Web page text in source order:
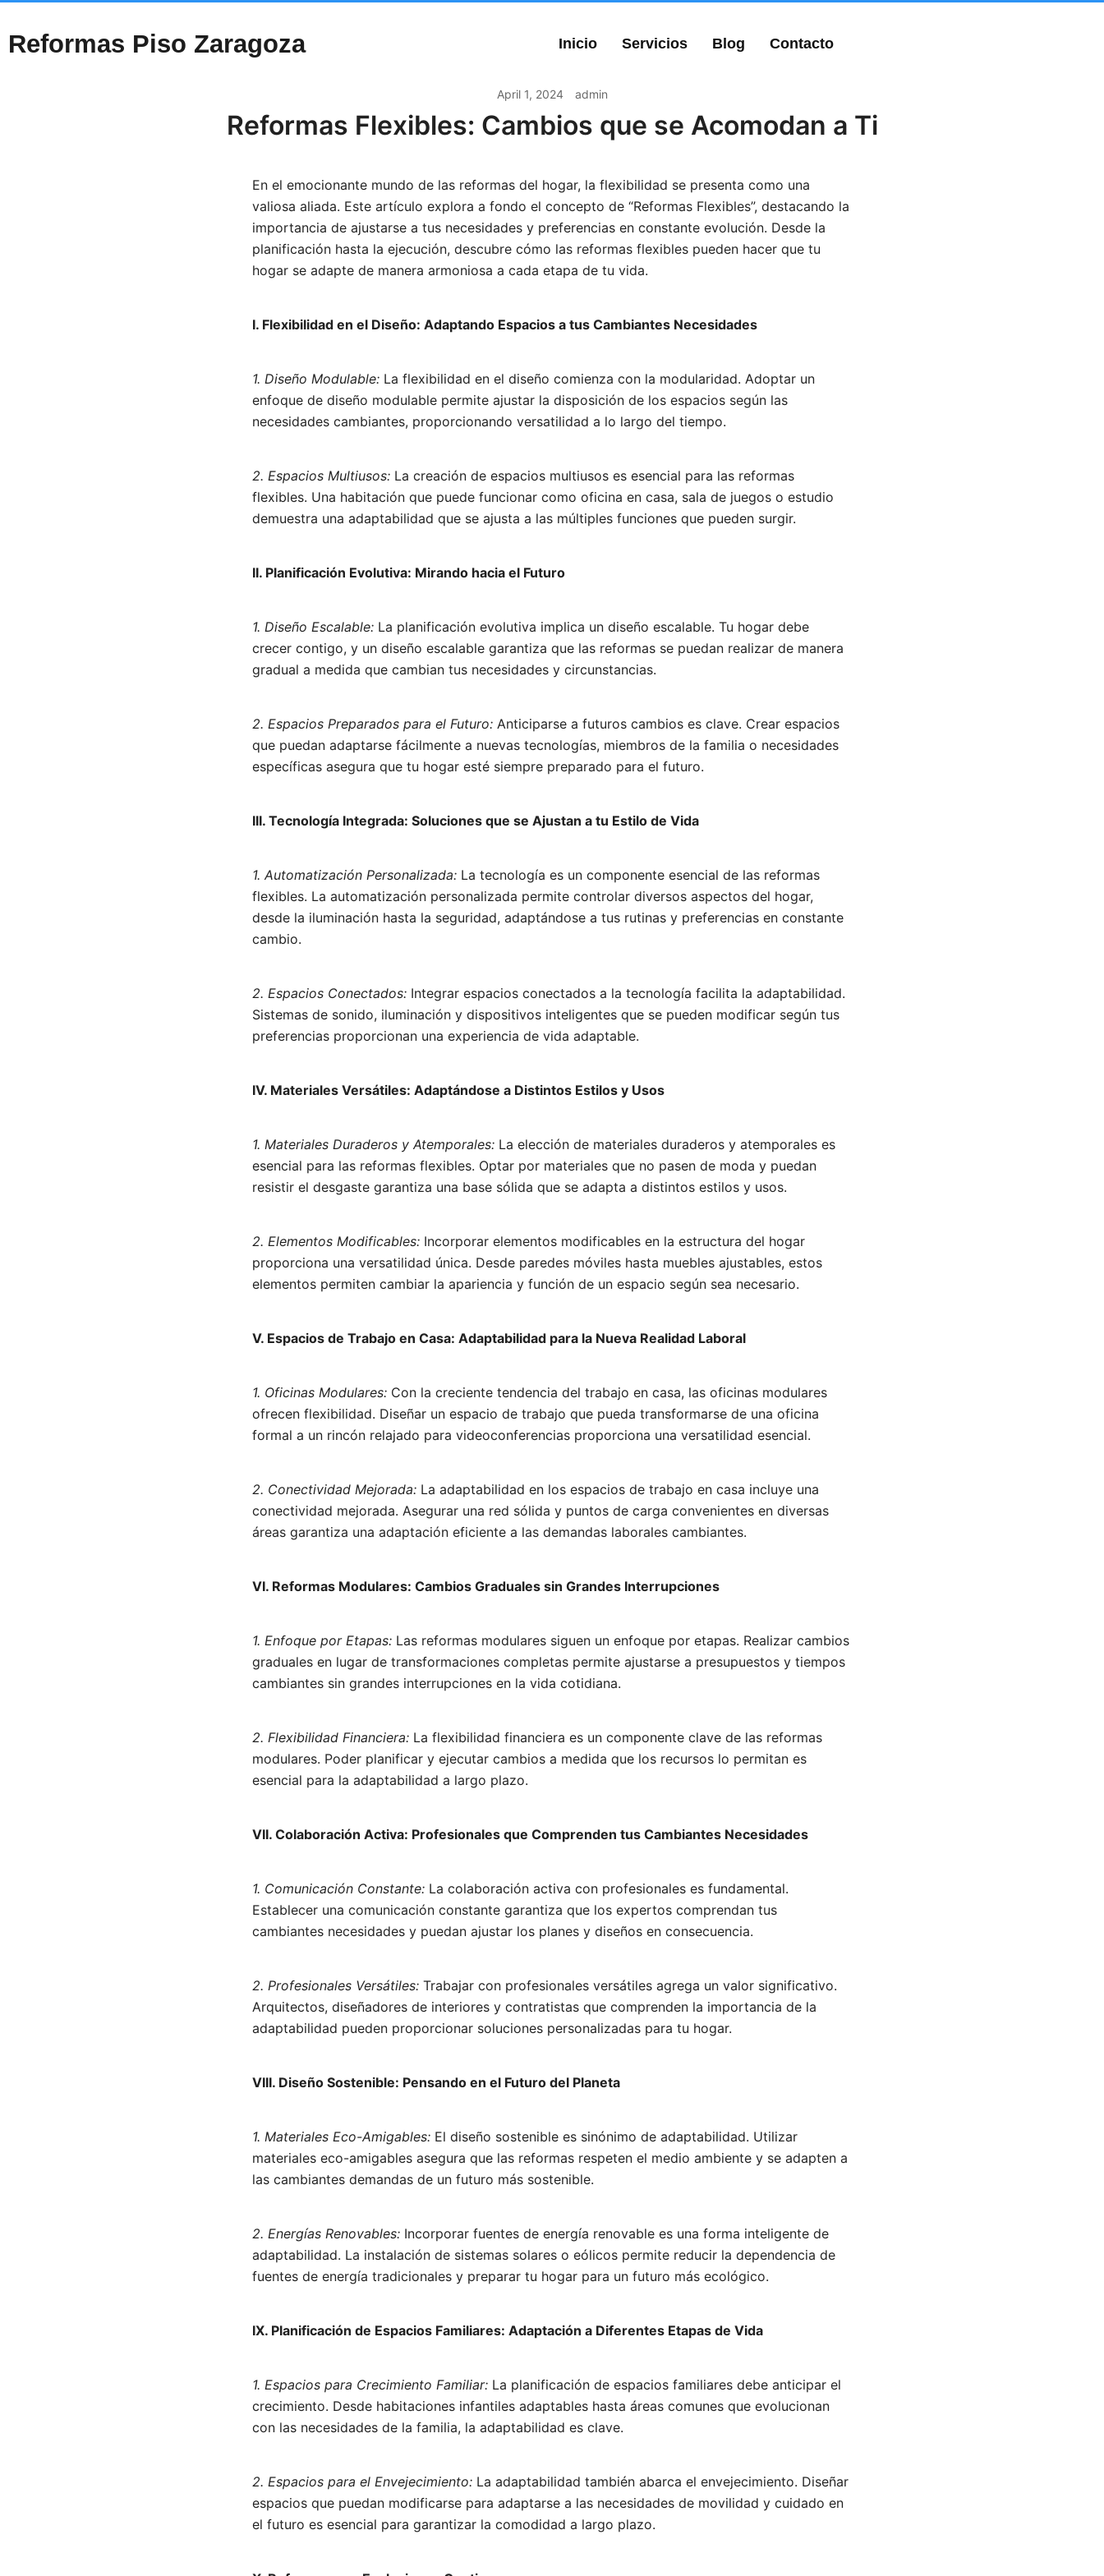
Reformas Piso Zaragoza Inicio Servicios Blog Contacto
April 1, 2024 admin
Reformas Flexibles: Cambios que se Acomodan a Ti
En el emocionante mundo de las reformas del hogar, la flexibilidad se presenta como una
valiosa aliada. Este artículo explora a fondo el concepto de “Reformas Flexibles”, destacando la
importancia de ajustarse a tus necesidades y preferencias en constante evolución. Desde la
planificación hasta la ejecución, descubre cómo las reformas flexibles pueden hacer que tu
hogar se adapte de manera armoniosa a cada etapa de tu vida.
I. Flexibilidad en el Diseño: Adaptando Espacios a tus Cambiantes Necesidades
1. Diseño Modulable: La flexibilidad en el diseño comienza con la modularidad. Adoptar un
enfoque de diseño modulable permite ajustar la disposición de los espacios según las
necesidades cambiantes, proporcionando versatilidad a lo largo del tiempo.
2. Espacios Multiusos: La creación de espacios multiusos es esencial para las reformas
flexibles. Una habitación que puede funcionar como oficina en casa, sala de juegos o estudio
demuestra una adaptabilidad que se ajusta a las múltiples funciones que pueden surgir.
II. Planificación Evolutiva: Mirando hacia el Futuro
1. Diseño Escalable: La planificación evolutiva implica un diseño escalable. Tu hogar debe
crecer contigo, y un diseño escalable garantiza que las reformas se puedan realizar de manera
gradual a medida que cambian tus necesidades y circunstancias.
2. Espacios Preparados para el Futuro: Anticiparse a futuros cambios es clave. Crear espacios
que puedan adaptarse fácilmente a nuevas tecnologías, miembros de la familia o necesidades
específicas asegura que tu hogar esté siempre preparado para el futuro.
III. Tecnología Integrada: Soluciones que se Ajustan a tu Estilo de Vida
1. Automatización Personalizada: La tecnología es un componente esencial de las reformas
flexibles. La automatización personalizada permite controlar diversos aspectos del hogar,
desde la iluminación hasta la seguridad, adaptándose a tus rutinas y preferencias en constante
cambio.
2. Espacios Conectados: Integrar espacios conectados a la tecnología facilita la adaptabilidad.
Sistemas de sonido, iluminación y dispositivos inteligentes que se pueden modificar según tus
preferencias proporcionan una experiencia de vida adaptable.
IV. Materiales Versátiles: Adaptándose a Distintos Estilos y Usos
1. Materiales Duraderos y Atemporales: La elección de materiales duraderos y atemporales es
esencial para las reformas flexibles. Optar por materiales que no pasen de moda y puedan
resistir el desgaste garantiza una base sólida que se adapta a distintos estilos y usos.
2. Elementos Modificables: Incorporar elementos modificables en la estructura del hogar
proporciona una versatilidad única. Desde paredes móviles hasta muebles ajustables, estos
elementos permiten cambiar la apariencia y función de un espacio según sea necesario.
V. Espacios de Trabajo en Casa: Adaptabilidad para la Nueva Realidad Laboral
1. Oficinas Modulares: Con la creciente tendencia del trabajo en casa, las oficinas modulares
ofrecen flexibilidad. Diseñar un espacio de trabajo que pueda transformarse de una oficina
formal a un rincón relajado para videoconferencias proporciona una versatilidad esencial.
2. Conectividad Mejorada: La adaptabilidad en los espacios de trabajo en casa incluye una
conectividad mejorada. Asegurar una red sólida y puntos de carga convenientes en diversas
áreas garantiza una adaptación eficiente a las demandas laborales cambiantes.
VI. Reformas Modulares: Cambios Graduales sin Grandes Interrupciones
1. Enfoque por Etapas: Las reformas modulares siguen un enfoque por etapas. Realizar cambios
graduales en lugar de transformaciones completas permite ajustarse a presupuestos y tiempos
cambiantes sin grandes interrupciones en la vida cotidiana.
2. Flexibilidad Financiera: La flexibilidad financiera es un componente clave de las reformas
modulares. Poder planificar y ejecutar cambios a medida que los recursos lo permitan es
esencial para la adaptabilidad a largo plazo.
VII. Colaboración Activa: Profesionales que Comprenden tus Cambiantes Necesidades
1. Comunicación Constante: La colaboración activa con profesionales es fundamental.
Establecer una comunicación constante garantiza que los expertos comprendan tus
cambiantes necesidades y puedan ajustar los planes y diseños en consecuencia.
2. Profesionales Versátiles: Trabajar con profesionales versátiles agrega un valor significativo.
Arquitectos, diseñadores de interiores y contratistas que comprenden la importancia de la
adaptabilidad pueden proporcionar soluciones personalizadas para tu hogar.
VIII. Diseño Sostenible: Pensando en el Futuro del Planeta
1. Materiales Eco-Amigables: El diseño sostenible es sinónimo de adaptabilidad. Utilizar
materiales eco-amigables asegura que las reformas respeten el medio ambiente y se adapten a
las cambiantes demandas de un futuro más sostenible.
2. Energías Renovables: Incorporar fuentes de energía renovable es una forma inteligente de
adaptabilidad. La instalación de sistemas solares o eólicos permite reducir la dependencia de
fuentes de energía tradicionales y preparar tu hogar para un futuro más ecológico.
IX. Planificación de Espacios Familiares: Adaptación a Diferentes Etapas de Vida
1. Espacios para Crecimiento Familiar: La planificación de espacios familiares debe anticipar el
crecimiento. Desde habitaciones infantiles adaptables hasta áreas comunes que evolucionan
con las necesidades de la familia, la adaptabilidad es clave.
2. Espacios para el Envejecimiento: La adaptabilidad también abarca el envejecimiento. Diseñar
espacios que puedan modificarse para adaptarse a las necesidades de movilidad y cuidado en
el futuro es esencial para garantizar la comodidad a largo plazo.